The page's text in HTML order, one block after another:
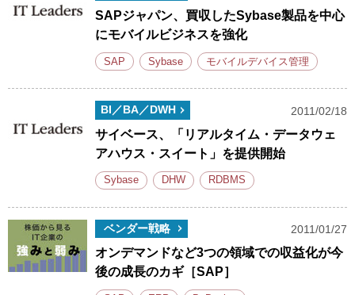
SAPジャパン、買収したSybase製品を中心
にモバイルビジネスを強化
SAP Sybase モバイルデバイス管理
BI／BA／DWH 2011/02/18
サイベース、「リアルタイム・データウェ
アハウス・スイート」を提供開始
Sybase DHW RDBMS
ベンダー戦略 2011/01/27
オンデマンドなど3つの領域での収益化が今
後の成長のカギ［SAP］